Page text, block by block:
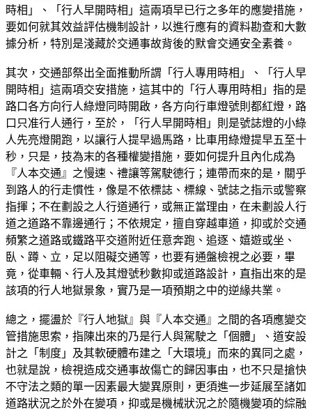
時相」、「行人早開時相」這兩項早已行之多年的應變措施，
要如何就其效益評估機制設計，以進行應有的資料勘查和大數
據分析，特別是淺藏於交通事故背後的默會交通安全素養。
其次，交通部祭出全面推動所謂「行人專用時相」、「行人早
開時相」這兩項交安措施，這其中的「行人專用時相」指的是
路口各方向行人綠燈同時開啟，各方向行車燈號則都紅燈，路
口只准行人通行，至於，「行人早開時相」則是號誌燈的小綠
人先亮燈開跑，以讓行人提早過馬路，比車用綠燈提早五至十
秒，只是，技為末的各種權變措施，要如何提升且內化成為
『人本交通』之慢速、禮讓等駕駛德行；連帶而來的是，關乎
到路人的行走慣性，像是不依標誌、標線、號誌之指示或警察
指揮；不在劃設之人行道通行，或無正當理由，在未劃設人行
道之道路不靠邊通行；不依規定，擅自穿越車道，抑或於交通
頻繁之道路或鐵路平交道附近任意奔跑、追逐、嬉遊或坐、
臥、蹲、立，足以阻礙交通等，也要有通盤檢視之必要，畢
竟，從車輛、行人及其燈號秒數抑或道路設計，直指出來的是
該項的行人地獄景象，實乃是一項預期之中的逆緣共業。
總之，擺盪於『行人地獄』與『人本交通』之間的各項應變交
管措施思索，指陳出來的乃是行人與駕駛之「個體」、道安設
計之「制度」及其軟硬體布建之「大環境」而來的異同之處，
也就是說，檢視造成交通事故傷亡的歸因事由，也不只是搶快
不守法之類的單一因素最大變異原則，更須進一步延展至諸如
道路狀況之於外在變項，抑或是機械狀況之於隨機變項的綜融